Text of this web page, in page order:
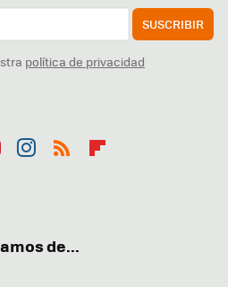
SUSCRIBIR
política de privacidad
de...